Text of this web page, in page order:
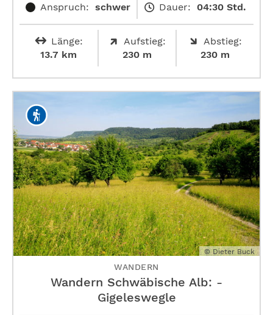
Anspruch: schwer Dauer: 04:30 Std.
Länge:
13.7 km
Aufstieg:
230 m
Abstieg:
230 m
© Dieter Buck
WANDERN
Wandern Schwäbische Alb: ­
Gigeleswegle